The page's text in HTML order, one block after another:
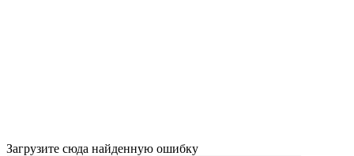
Загрузите сюда найденную ошибку